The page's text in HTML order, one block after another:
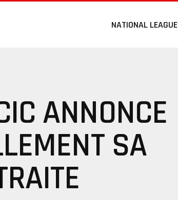
NATIONAL LEAGUE
ANNONCE
SA